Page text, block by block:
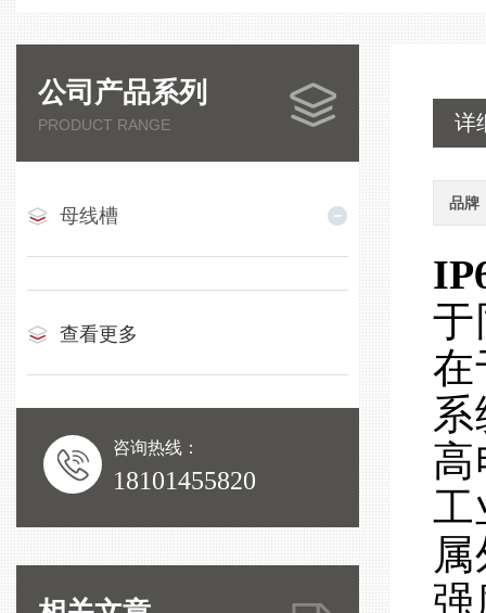
公司产品系列
PRODUCT RANGE
母线槽
查看更多
咨询热线：
18101455820
详
品牌
于
在
高
工
强